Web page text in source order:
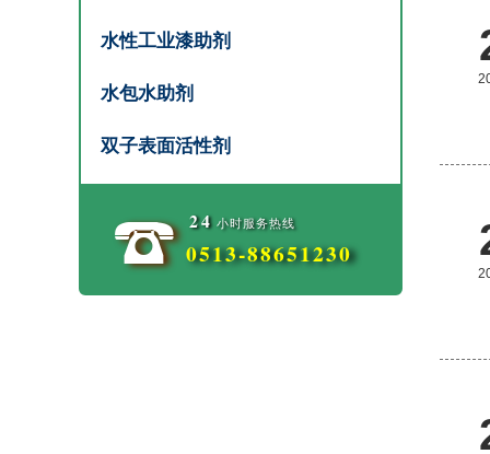
水性工业漆助剂
水包水助剂
双子表面活性剂
24 小时服务热线
0513-88651230